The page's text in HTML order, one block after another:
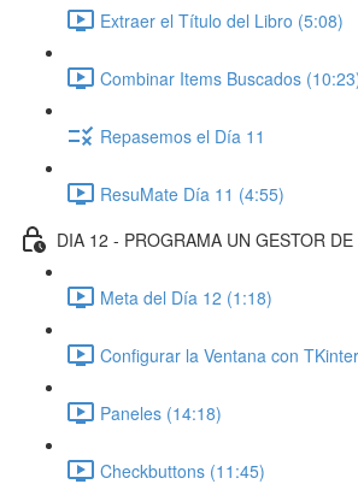
Extraer el Título del Libro (5:08)
Combinar Items Buscados
Repasemos el Día 11
ResuMate Día 11 (4:55)
DIA 12 - PROGRAMA UN GESTOR
Meta del Día 12 (1:18)
Configurar la Ventana con
Paneles (14:18)
Checkbuttons (11:45)